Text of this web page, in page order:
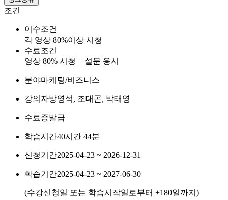
조건
이수조건
각 영상 80%이상 시청
수료조건
영상 80% 시청 + 설문 응시
분야마케팅/비즈니스
강의자방영석, 조대곤, 박태영
수료증발급
학습시간40시간 44분
신청기간2025-04-23 ~ 2026-12-31
학습기간2025-04-23 ~ 2027-06-30
(수강신청일 또는 학습시작일로부터 +180일까지)